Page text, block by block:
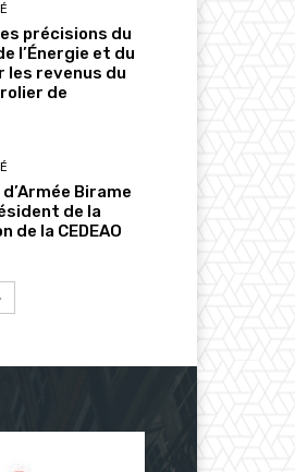
précisions du
l’Énergie et du
les revenus du
de
Birame
de la
de la CEDEAO